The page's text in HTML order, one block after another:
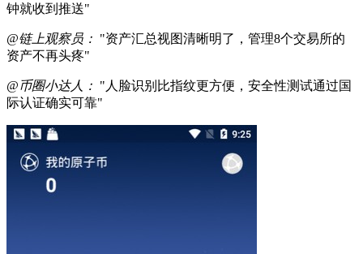
钟就收到推送"
@链上观察员： "资产汇总视图清晰明了，管理8个交易所的
资产不再头疼"
@币圈小达人： "人脸识别比指纹更方便，安全性测试通过国
际认证确实可靠"